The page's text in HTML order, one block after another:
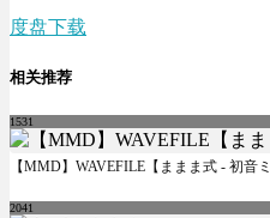
度盘下载
相关推荐
1531
【MMD】WAVEFILE【ままま式 - 初音ミ
2041